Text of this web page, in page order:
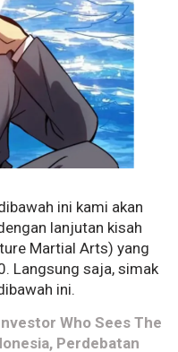
ini kami akan
lanjutan kisah
Martial Arts) yang
Langsung saja, simak
ini.
Who Sees The
Perdebatan